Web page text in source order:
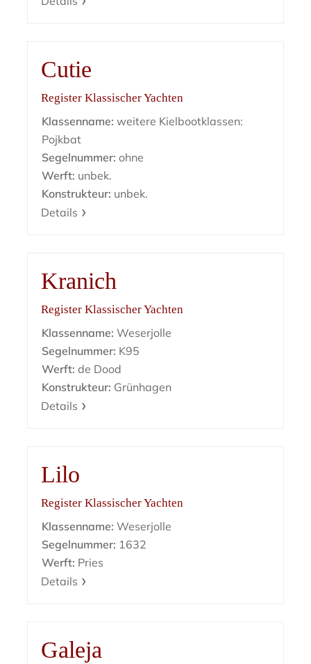
Cutie
Register Klassischer Yachten
Klassenname: weitere Kielbootklassen:
Pojkbat
Segelnummer: ohne
Werft: unbek.
Konstrukteur: unbek.
Details
Kranich
Register Klassischer Yachten
Klassenname: Weserjolle
Segelnummer: K95
Werft: de Dood
Konstrukteur: Grünhagen
Details
Lilo
Register Klassischer Yachten
Klassenname: Weserjolle
Segelnummer: 1632
Werft: Pries
Details
Galeja